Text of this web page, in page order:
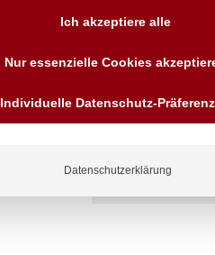
Wir
EPS
Ich akzeptiere alle
Nur essenzielle Cookies
Individuelle Datenschutz-
Datenschutzerklärung